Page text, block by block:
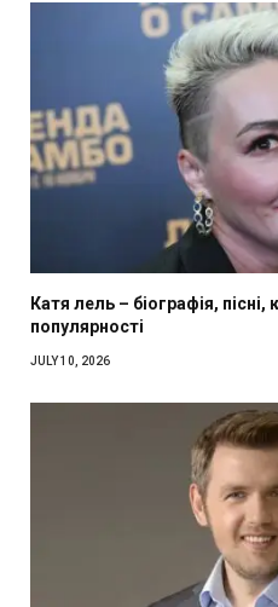
Катя лель – біографія, пісні,
популярності
JULY 10, 2026